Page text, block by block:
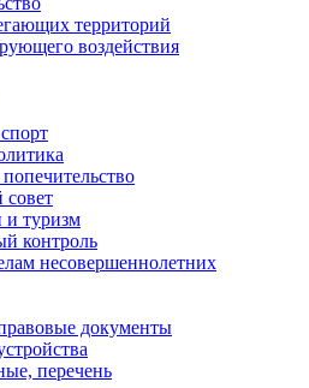
территорий
воздействия
и туризм
контроль
несовершеннолетних
документы
перечень